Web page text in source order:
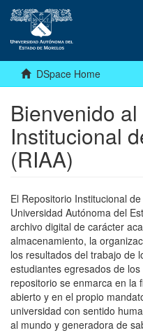
DSpace Home
Bienvenido
Institucional
(RIAA)
El Repositorio Institucional
Universidad Autónoma del
archivo digital de carácter
almacenamiento, la
los resultados del trabajo de
estudiantes egresados de
repositorio se enmarca en la
abierto y en el propio
universidad con sentido
al mundo y generadora de